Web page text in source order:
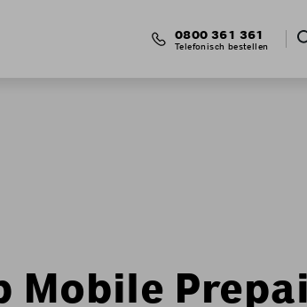
0800 361 361
Telefonisch bestellen
Mobile